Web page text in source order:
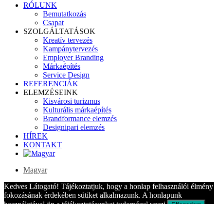
Close
RÓLUNK
Bemutatkozás
Csapat
SZOLGÁLTATÁSOK
Kreatív tervezés
Kampánytervezés
Employer Branding
Márkaépítés
Service Design
REFERENCIÁK
ELEMZÉSEINK
Kisvárosi turizmus
Kulturális márkaépítés
Brandformance elemzés
Designipari elemzés
HÍREK
KONTAKT
Magyar
Kedves Látogató! Tájékoztatjuk, hogy a honlap felhasználói élmény
fokozásának érdekében sütiket alkalmazunk. A honlapunk